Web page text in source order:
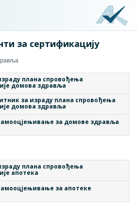
за сертификацију
плана спровођења
домова здравља
за израду плана спровођења
домова здравља
за домове здравља
плана спровођења
апотека
за апотеке